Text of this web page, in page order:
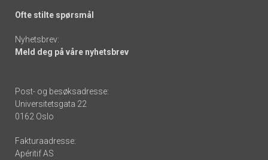
Ofte stilte spørsmål
Nyhetsbrev:
Meld deg på våre nyhetsbrev
Post- og besøksadresse:
Universitetsgata 22
0162 Oslo
Fakturaadresse:
Apéritif AS